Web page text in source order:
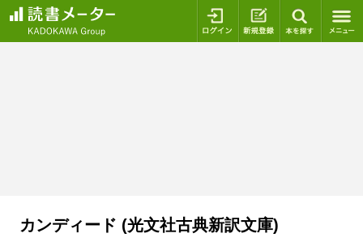
ログイン 新規登録
カンディード (光文社古典新訳文庫)